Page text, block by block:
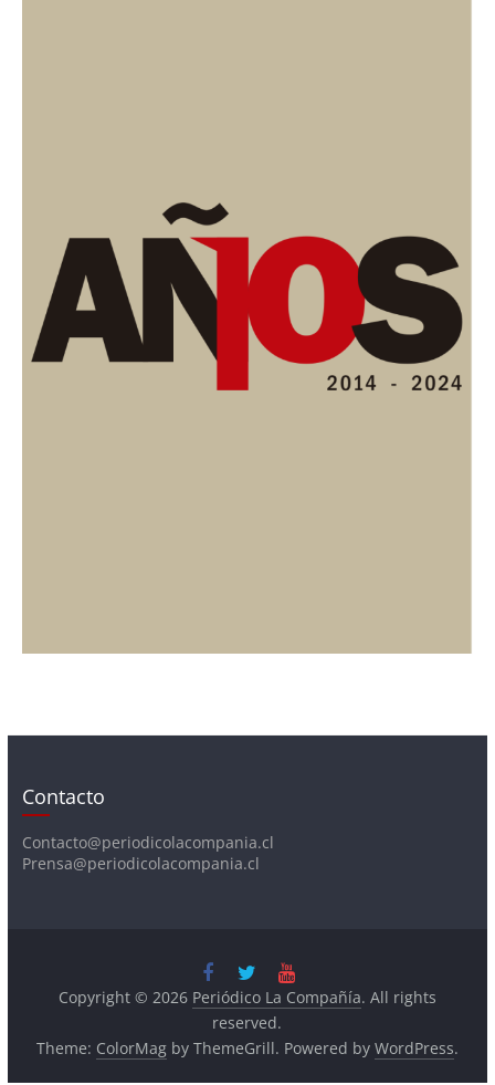
Contacto
Contacto@periodicolacompania.cl
Prensa@periodicolacompania.cl
Copyright © 2026 Periódico La Compañía. All rights
reserved.
Theme: ColorMagby ThemeGrill. Powered by WordPress.